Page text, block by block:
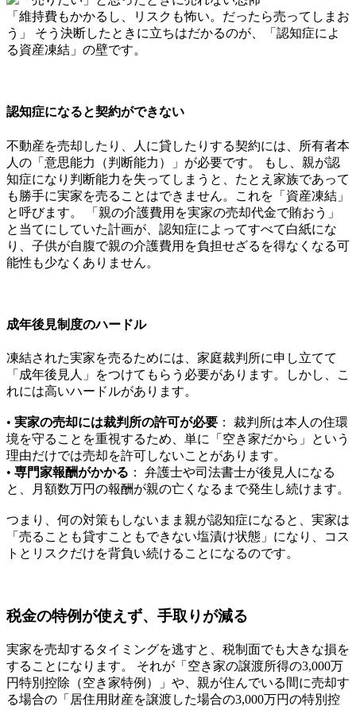
「維持費もかかるし、リスクも怖い。だったら売ってしまお
う」 そう決断したときに立ちはだかるのが、「認知症によ
る資産凍結」の壁です。
認知症になると契約ができない
不動産を売却したり、人に貸したりする契約には、所有者本
人の「意思能力（判断能力）」が必要です。 もし、親が認
知症になり判断能力を失ってしまうと、たとえ家族であって
も勝手に実家を売ることはできません。これを「資産凍結」
と呼びます。 「親の介護費用を実家の売却代金で賄おう」
と当てにしていた計画が、認知症によってすべて白紙にな
り、子供が自腹で親の介護費用を負担せざるを得なくなる可
能性も少なくありません。
成年後見制度のハードル
凍結された実家を売るためには、家庭裁判所に申し立てて
「成年後見人」をつけてもらう必要があります。しかし、こ
れには高いハードルがあります。
• 実家の売却には裁判所の許可が必要 ： 裁判所は本人の住環
境を守ることを重視するため、単に「空き家だから」という
理由だけでは売却を許可しないことがあります。
• 専門家報酬がかかる ： 弁護士や司法書士が後見人になる
と、月額数万円の報酬が親の亡くなるまで発生し続けます。
つまり、何の対策もしないまま親が認知症になると、実家は
「売ることも貸すこともできない塩漬け状態」になり、コス
トとリスクだけを背負い続けることになるのです。
税金の特例が使えず、手取りが減る
実家を売却するタイミングを逃すと、税制面でも大きな損を
することになります。 それが「空き家の譲渡所得の3,000万
円特別控除（空き家特例）」や、親が住んでいる間に売却す
る場合の「居住用財産を譲渡した場合の3,000万円の特別控